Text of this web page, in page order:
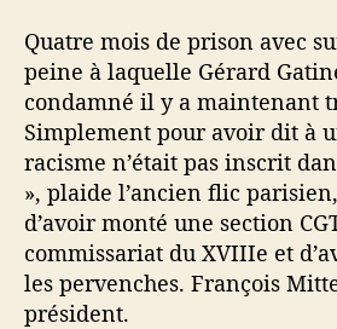
Quatre mois de prison avec
peine à laquelle Gérard
condamné il y a maintenant
Simplement pour avoir dit à
racisme n’était pas inscrit
», plaide l’ancien flic
d’avoir monté une section
commissariat du XVIIIe et
les pervenches. François
président.